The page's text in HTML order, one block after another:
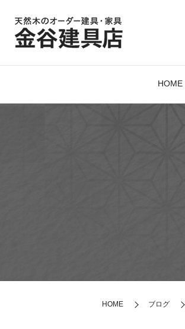
HOME
HOME ブログ